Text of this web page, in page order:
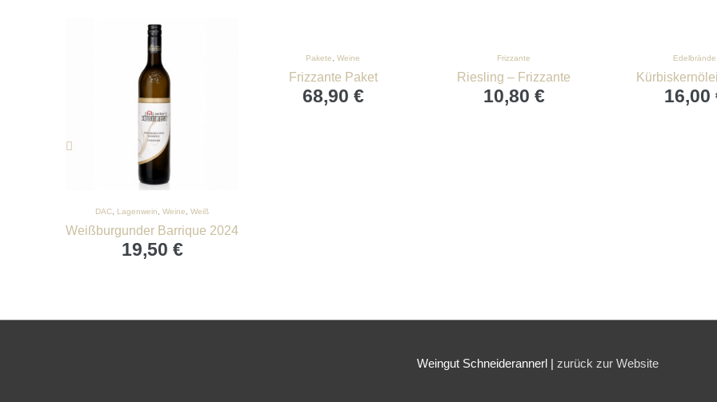
DAC Lagenwein Weine Weiß
Weißburgunder Barrique 2024
19,50 €
Pakete Weine
Frizzante Paket
68,90 €
Frizzante
Riesling – Frizzante
10,80 €
Edelbrände
16,00
Weingut Schneiderannerl | zurück zur Website